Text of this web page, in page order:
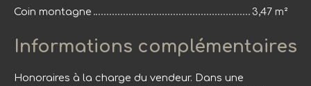
Coin montagne
3,47 m²
Informations complémentaires
Honoraires à la charge du vendeur. Dans une